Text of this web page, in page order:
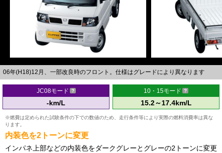
06年(H18)12月、一部改良時のフロント。仕様はグレードにより異なります
JC08モード
-km/L
10・15モード
15.2～17.4km/L
※燃費は定められた試験条件の下での数値のため、走行条件等により実際の燃料消費率は異な
ります。
内装色を2トーンに変更
インパネ上部などの内装色をダークグレーとグレーの2トーンに変更